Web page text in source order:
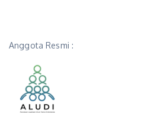
Anggota Resmi :